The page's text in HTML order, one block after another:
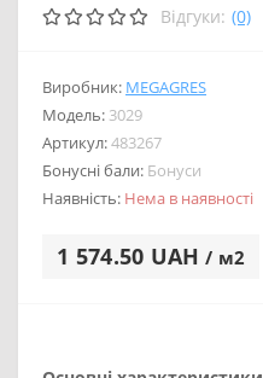
Відгуки: (0)
Виробник: MEGAGRES
Модель: 3029
Артикул:483267
Бонусні бали: Бонуси
Наявність: Нема в наявності
1 574.50 UAH / м2